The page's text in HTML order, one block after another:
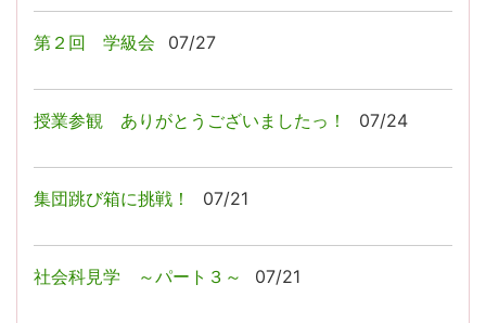
第２回 学級会 07/27
授業参観 ありがとうございましたっ！ 07/24
集団跳び箱に挑戦！ 07/21
社会科見学 ～パート３～ 07/21